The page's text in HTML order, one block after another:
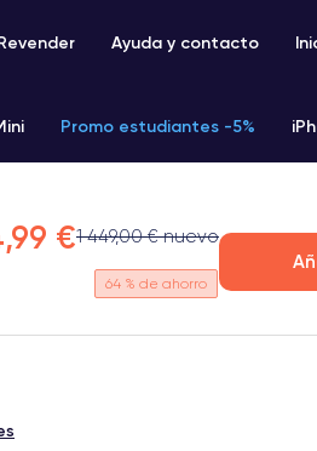
Ayuda y contacto
Promo estudiantes -5%
€1 449,00 € nuevo
64 % de ahorro